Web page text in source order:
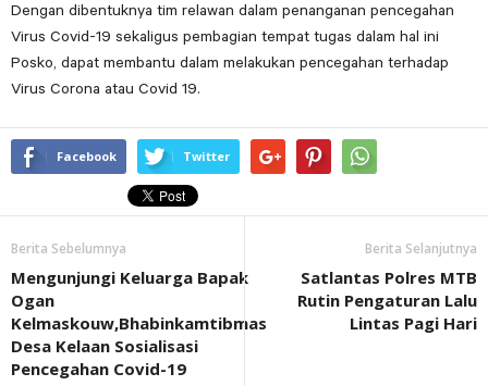
Dengan dibentuknya tim relawan dalam penanganan pencegahan
Virus Covid-19 sekaligus pembagian tempat tugas dalam hal ini
Posko, dapat membantu dalam melakukan pencegahan terhadap
Virus Corona atau Covid 19.
Facebook Twitter
Berita Sebelumnya
Mengunjungi Keluarga Bapak
Ogan
Kelmaskouw,Bhabinkamtibmas
Desa Kelaan Sosialisasi
Pencegahan Covid-19
Berita Selanjutnya
Satlantas Polres MTB
Rutin Pengaturan Lalu
Lintas Pagi Hari